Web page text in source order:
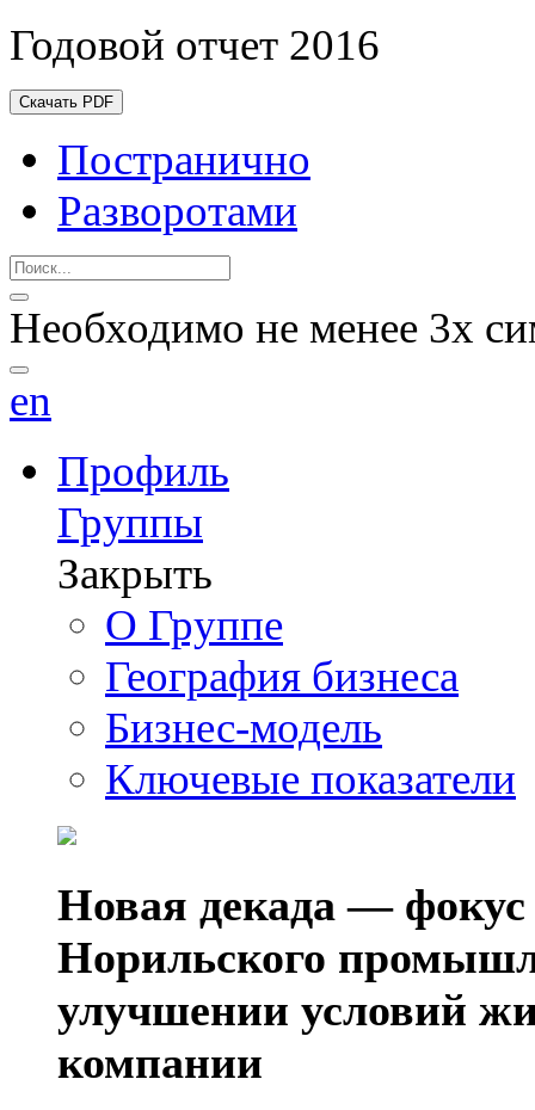
Годовой отчет 2016
Скачать PDF
Постранично
Разворотами
Необходимо не менее 3х
en
Профиль
Группы
Закрыть
О Группе
География бизнеса
Бизнес-модель
Ключевые показатели
Новая декада — фокус
Норильского
улучшении условий
компании